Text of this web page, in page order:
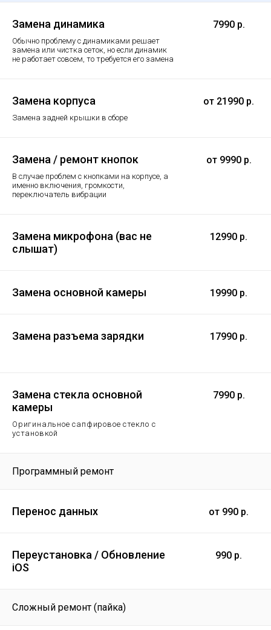
Замена динамика
Обычно проблему с динамиками решает
замена или чистка сеток, но если динамик
не работает совсем, то требуется его замена
7990 р.
Замена корпуса
Замена задней крышки в сборе
от 21990 р.
Замена / ремонт кнопок
В случае проблем с кнопками на корпусе, а
именно включения, громкости,
переключатель вибрации
от 9990 р.
Замена микрофона (вас не
слышат)
12990 р.
Замена основной камеры 19990 р.
Замена разъема зарядки 17990 р.
Замена стекла основной
камеры
Оригинальное сапфировое стекло с
установкой
7990 р.
Программный ремонт
Перенос данных от 990 р.
Переустановка / Обновление
iOS
990 р.
Сложный ремонт (пайка)